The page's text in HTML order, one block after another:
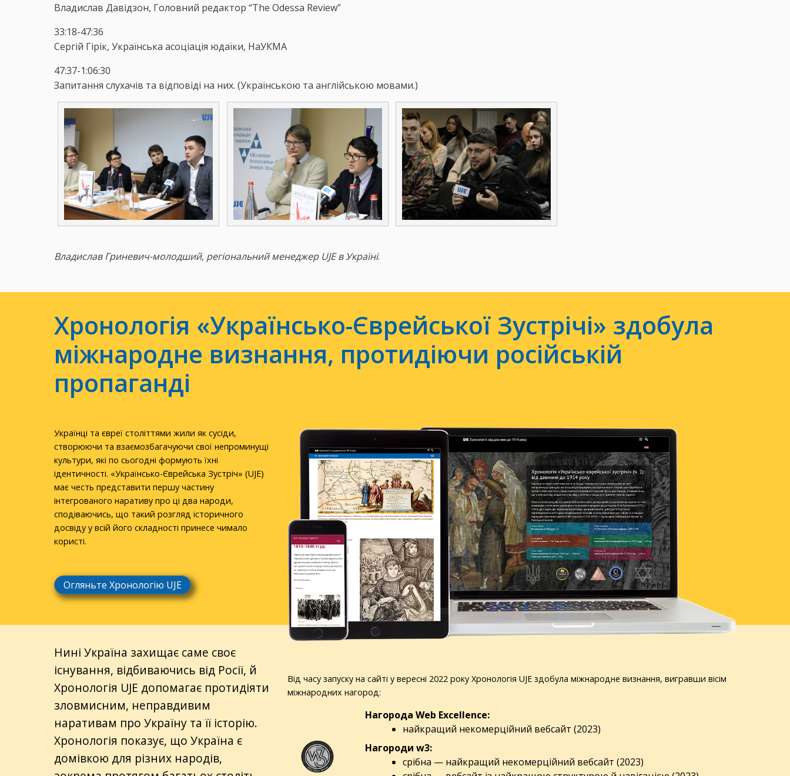
Владислав Давідзон, Головний редактор “The Odessa Review”
33:18-47:36
Сергій Гірік, Українська асоціація юдаїки, НаУКМА
47:37-1:06:30
Запитання слухачів та відповіді на них. (Українською та англійською мовами.)
Владислав Гриневич-молодший, регіональний менеджер UJE в Україні.
Хронологія «Українсько-Єврейської Зустрічі» здобула
міжнародне визнання, протидіючи російській
пропаганді
Українці та євреї століттями жили як сусіди,
створюючи та взаємозбагачуючи свої непроминущі
культури, які по сьогодні формують їхні
ідентичності. «Українсько-Єврейська Зустріч» (UJE)
має честь представити першу частину
інтегрованого наративу про ці два народи,
сподіваючись, що такий розгляд історичного
досвіду у всій його складності принесе чимало
користі.
Огляньте Хронологію UJE
Нині Україна захищає саме своє
існування, відбиваючись від Росії, й
Хронологія UJE допомагає протидіяти
зловмисним, неправдивим
наративам про Україну та її історію.
Хронологія показує, що Україна є
домівкою для різних народів,
Від часу запуску на сайті у вересні 2022 року Хронологія UJE здобула міжнародне визнання, вигравши вісім
міжнародних нагород:
Нагорода Web Excellence:
найкращий некомерційний вебсайт (2023)
Нагороди w3:
срібна — найкращий некомерційний вебсайт (2023)